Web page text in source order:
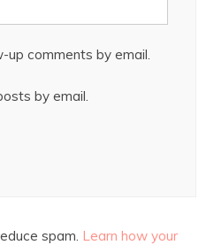
comments by email.
by email.
spam. Learn how your